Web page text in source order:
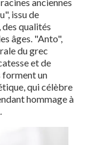
issu de
qualités
âges. "Anto",
du grec
et de
forment un
qui célèbre
hommage à